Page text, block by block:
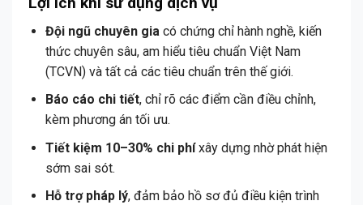
Đội ngũ chuyên gia có chứng chỉ hành nghề, kiến
thức chuyên sâu, am hiểu tiêu chuẩn Việt Nam
(TCVN) và tất cả các tiêu chuẩn trên thế giới.
Báo cáo chi tiết, chỉ rõ các điểm cần điều chỉnh,
kèm phương án tối ưu.
Tiết kiệm 10–30% chi phíxây dựng nhờ phát hiện
sớm sai sót.
Hỗ trợ pháp lý, đảm bảo hồ sơ đủ điều kiện trình